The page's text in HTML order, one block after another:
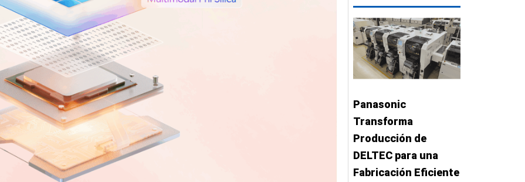
Panasonic
Transforma
Producción de
DELTEC para una
Fabricación Eficiente